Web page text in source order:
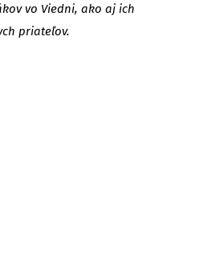
vo Viedni, ako aj ich
priateľov.